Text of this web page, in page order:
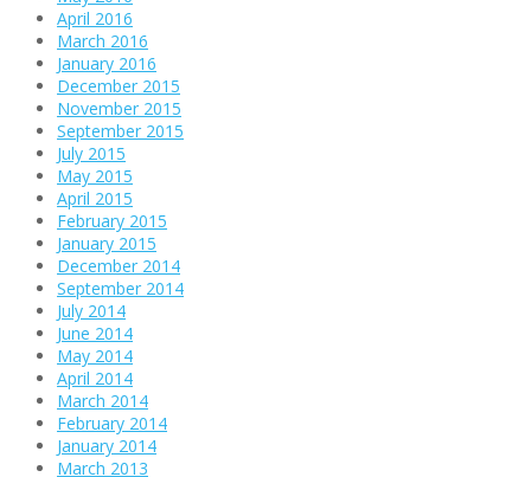
April 2016
March 2016
January 2016
December 2015
November 2015
September 2015
July 2015
May 2015
April 2015
February 2015
January 2015
December 2014
September 2014
July 2014
June 2014
May 2014
April 2014
March 2014
February 2014
January 2014
March 2013